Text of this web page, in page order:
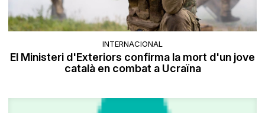
INTERNACIONAL
El Ministeri d'Exteriors confirma la mort d'un jove
català en combat a Ucraïna